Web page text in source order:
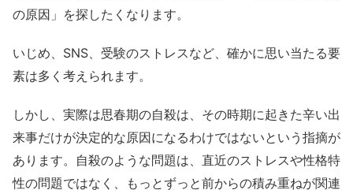
の原因」を探したくなります。
いじめ、SNS、受験のストレスなど、確かに思い当たる要
素は多く考えられます。
しかし、実際は思春期の自殺は、その時期に起きた辛い出
来事だけが決定的な原因になるわけではないという指摘が
あります。自殺のような問題は、直近のストレスや性格特
性の問題ではなく、もっとずっと前からの積み重ねが関連